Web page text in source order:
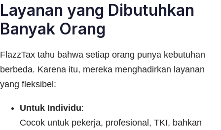
Layanan yang Dibutuhkan
Banyak Orang
FlazzTax tahu bahwa setiap orang punya kebutuhan
berbeda. Karena itu, mereka menghadirkan layanan
yang fleksibel:
Untuk Individu:
Cocok untuk pekerja, profesional, TKI, bahkan